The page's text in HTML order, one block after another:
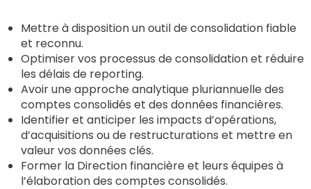
Mettre à disposition un outil de consolidation fiable
et reconnu.
Optimiser vos processus de consolidation et réduire
les délais de reporting.
Avoir une approche analytique pluriannuelle des
comptes consolidés et des données financières.
Identifier et anticiper les impacts d’opérations,
d’acquisitions ou de restructurations et mettre en
valeur vos données clés.
Former la Direction financière et leurs équipes à
l’élaboration des comptes consolidés.